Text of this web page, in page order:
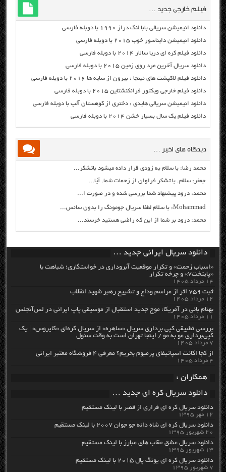
فیلم خارجی جدید …
دانلود انیمیشن سریالی بابا لنگ دراز ۱۹۹۰ با دوبله فارسی
دانلود انیمیشن دایناسور خوب ۲۰۱۵ با دوبله فارسی
دانلود فیلم کره ای دریا سالار ۲۰۱۴ با دوبله فارسی
دانلود سریال آخرین مرد روی زمین ۲۰۱۵ با دوبله فارسی
دانلود فیلم لاکپشت های نینجا : بیرون از سایه ها ۲۰۱۶ با دوبله فارسی
دانلود فیلم خارجی ویکتور فرانکنشتاین ۲۰۱۵ با دوبله فارسی
دانلود انیمیشن سریالی هایدی : دختری از کوهستان آلپ با دوبله فارسی
دانلود فیلم یک سال بسیار خشن ۲۰۱۴ با دوبله فارسی
دیدگاه های اخیر …
محمد رضا: با سلام به زودی قرار داده میشود باتشکر...
جعفر: سلام. با تشکر فراوان از زحمات شما. آیا...
محمد: درود پیشنهاد شما بررسی شده و در صورت ا...
Mohammad: با سلام لطفا سریال جومونگ را بدون سانس...
محمد: درود بر شما از این که راضی هستید خرسند...
دانلود سریال ایرانی جدید …
«اسباب زحمت» و تکرار موقعیت آبروداری در خواستگاری؛ شباهت با
«پایتخت۷» و چرخه تکرار
۱۴ مرداد ۱۴۰۵
ثبت ۷۵۹ اثر از مراسم وداع و تشییع رهبر شهید انقلاب
۱۲ مرداد ۱۴۰۵
بهنام بانی در آمریکا: موج جدید استقبال از موسیقی پاپ ایرانی در لس‌آنجلس
۱۱ مرداد ۱۴۰۵
بررسی تطبیقی کپی برداری سریال «ساهره» از سریال کره‌ای «کایروس» | یک
کپی‌برداری مو به مو / اینجا تهران است به وقت سئول
۷ مرداد ۱۴۰۵
از کجا اکانت اسپاتیفای پرمیوم بخریم؟ معرفی ۴ فروشگاه معتبر ایرانی
۴ مرداد ۱۴۰۵
همکاران :
دانلود سریال کره ای جدید …
دانلود سریال کره ای فراری از قصر با لینک مستقیم
۱۲ مهر ۱۳۹۵
دانلود سریال کره ای شاه دائه جو جوان ۲۰۰۷ با لینک مستقیم
۲۰ شهریور ۱۳۹۵
دانلود سریال عشق عقاب های مبارز با لینک مستقیم
۱۳ شهریور ۱۳۹۵
دانلود سریال کره ای یونگ پال ۲۰۱۵ با لینک مستقیم
۷ شهریور ۱۳۹۵